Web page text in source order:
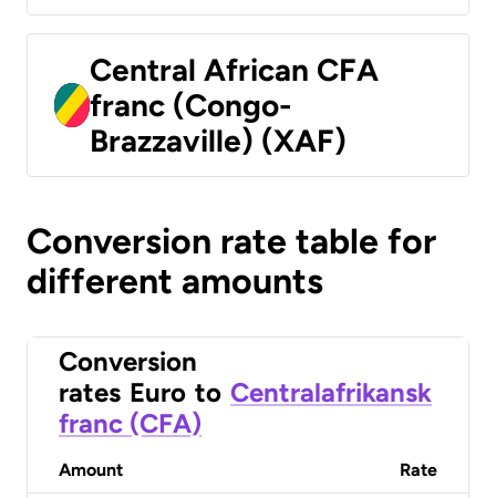
Central African CFA
franc (Congo-
Brazzaville) (XAF)
Conversion rate table for
different amounts
Conversion
rates Euro to Centralafrikansk
franc (CFA)
Amount Rate